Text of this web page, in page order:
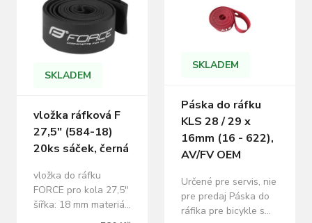
dvojstenný ráfik
Veľkosť otvoru 9 mm
- pre duše s ventilom
SKLADEM
vložka ráfková F
27,5" (584-18)
20ks sáček, černá
vložka do ráfku
FORCE pro kola 27,5"
šířka: 18 mm materiál:
NYLON baleno v
SKLADEM
Páska do ráfku
KLS 28 / 29 x
16mm (16 - 622),
AV/FV OEM
Určené pre servis, nie
pre predaj Páska do
ráfika pre bicykle s